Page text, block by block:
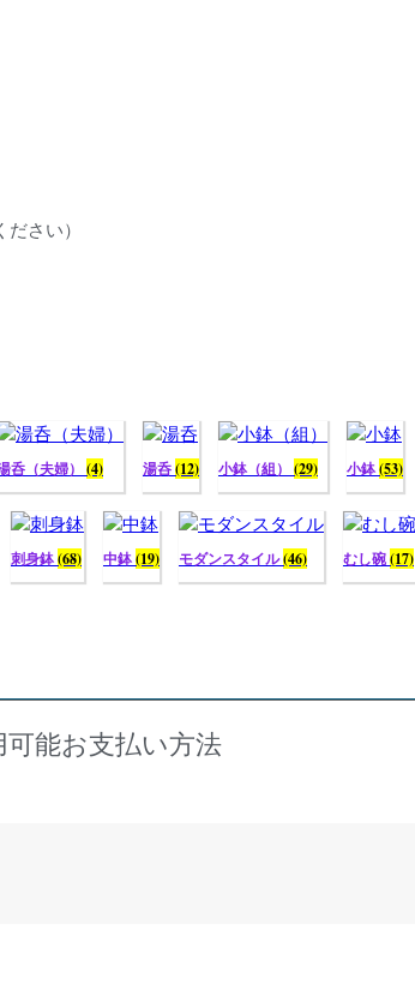
さい）
呑（夫婦） (4) 湯呑(12) 小鉢（組） (29) 小鉢(53)
刺身鉢(68) 中鉢(19) モダンスタイル(46) むし碗(17)
可能お支払い方法